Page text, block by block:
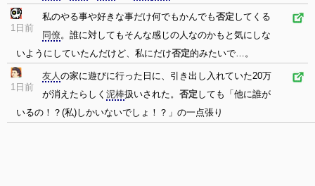
1日前
私のやる事や好きな事だけ何でもかんでも否定 してくる
同僚。誰に対してもそんな感じの人なのかもと気にしな
いようにしていたんだけど、私にだけ否定的みたいで…。
1日前
友人の家に遊びに行った日に、引き出し入れていた20万
が消えたらしく 泥棒扱いされた。 否定 しても「他に誰が
いるの！？(私)しかいないでしょ！？」の一点張り